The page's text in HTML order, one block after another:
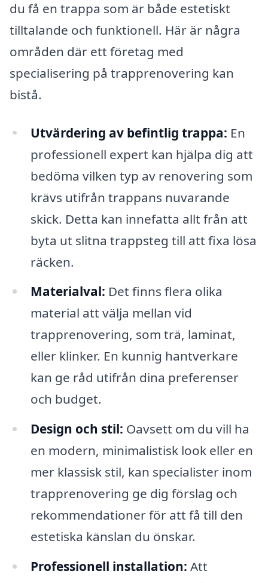
du få en trappa som är både estetiskt
tilltalande och funktionell. Här är några
områden där ett företag med
specialisering på trapprenovering kan
bistå.
Utvärdering av befintlig trappa: En
professionell expert kan hjälpa dig att
bedöma vilken typ av renovering som
krävs utifrån trappans nuvarande
skick. Detta kan innefatta allt från att
byta ut slitna trappsteg till att fixa lösa
räcken.
Materialval: Det finns flera olika
material att välja mellan vid
trapprenovering, som trä, laminat,
eller klinker. En kunnig hantverkare
kan ge råd utifrån dina preferenser
och budget.
Design och stil: Oavsett om du vill ha
en modern, minimalistisk look eller en
mer klassisk stil, kan specialister inom
trapprenovering ge dig förslag och
rekommendationer för att få till den
estetiska känslan du önskar.
Professionell installation: Att